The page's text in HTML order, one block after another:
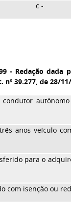
c -
- Redação dada
39.277, de 28/
anos veículo
para o
com isenção ou